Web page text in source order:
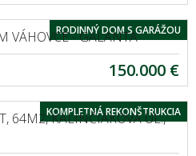
RODINNÝ DOM S GARÁŽOU
VÁHOVCE - GALANTA
150.000 €
KOMPLETNÁ REKONŠTRUKCIA
EXKLUZÍVNE
64M2, KALINČIAKOVA UL.,